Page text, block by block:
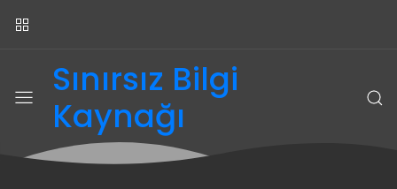
Sınırsız Bilgi
Kaynağı